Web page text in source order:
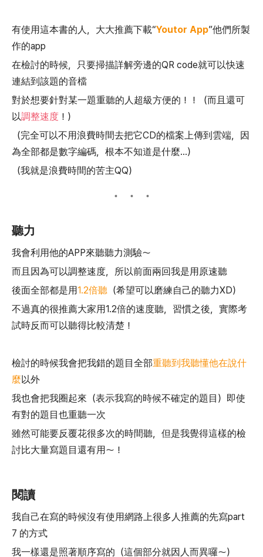
有使用這本書的人，大大推薦下載“Youtor App”他們所製
作的app
在檢討的時候，只要掃描詳解旁邊的QR code就可以快速
連結到該題的音檔
對於想要針對某一題重聽的人超級方便的！！（而且還可
以調整速度 ！）
（完全可以不用浪費時間去把它CD的檔案上傳到雲端，因
為全部都是數字編碼，根本不知道是什麼…）
（我就是浪費時間的苦主QQ）
聽力
我會利用他的APP來聽聽力測驗～
而且因為可以調整速度，所以前面兩回我是用原速聽
後面全部都是用1.2倍聽 （希望可以磨練自己的聽力XD）
不過真的很推薦大家用1.2倍的速度聽，習慣之後，實際考
試時反而可以聽得比較清楚！
檢討的時候我會把我錯的題目全部重聽到我聽懂他在說什
麼以外
我也會把我圈起來（表示我寫的時候不確定的題目）即使
有對的題目也重聽一次
雖然可能要反覆花很多次的時間聽，但是我覺得這樣的檢
討比大量寫題目還有用～！
閱讀
我自己在寫的時候沒有使用網路上很多人推薦的先寫part
7 的方式
我一樣還是照著順序寫的（這個部分就因人而異囉～）